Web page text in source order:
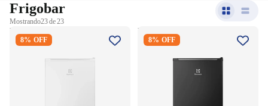
Frigobar
Mostrando23 de 23
Frigobar Electrolux 90L
Efficient EM90 com Controle
Branco 220V
8% OFF
Frigobar Electrolux 90L
Efficient EM90B com Controle
Preto 220V
8% OFF